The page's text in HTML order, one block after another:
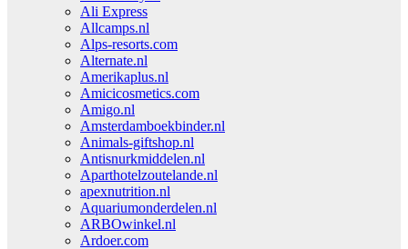
Ali Express
Allcamps.nl
Alps-resorts.com
Alternate.nl
Amerikaplus.nl
Amicicosmetics.com
Amigo.nl
Amsterdamboekbinder.nl
Animals-giftshop.nl
Antisnurkmiddelen.nl
Aparthotelzoutelande.nl
apexnutrition.nl
Aquariumonderdelen.nl
ARBOwinkel.nl
Ardoer.com